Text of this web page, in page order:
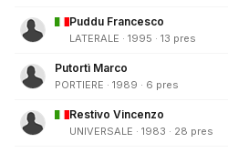
Puddu Francesco
LATERALE · 1995 · 13 pres
Putortì Marco
PORTIERE · 1989 · 6 pres
Restivo Vincenzo
UNIVERSALE · 1983 · 28 pres